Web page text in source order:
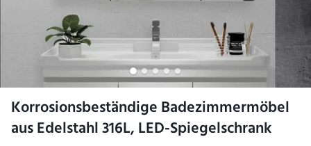
Korrosionsbeständige Badezimmermöbel
aus Edelstahl 316L, LED-Spiegelschrank